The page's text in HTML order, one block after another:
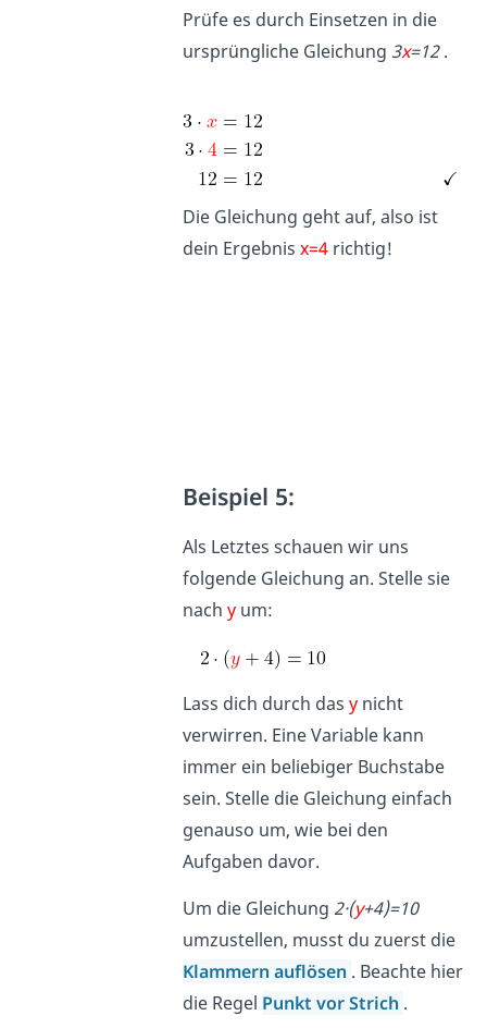
Prüfe es durch Einsetzen in die
ursprüngliche Gleichung 3x=12.
Die Gleichung geht auf, also ist
dein Ergebnis x=4 richtig!
Beispiel 5:
Als Letztes schauen wir uns
folgende Gleichung an. Stelle sie
nach yum:
Lass dich durch das ynicht
verwirren. Eine Variable kann
immer ein beliebiger Buchstabe
sein. Stelle die Gleichung einfach
genauso um, wie bei den
Aufgaben davor.
Um die Gleichung 2·(y+4)=10
umzustellen, musst du zuerst die
Klammern auflösen . Beachte hier
die Regel Punkt vor Strich .